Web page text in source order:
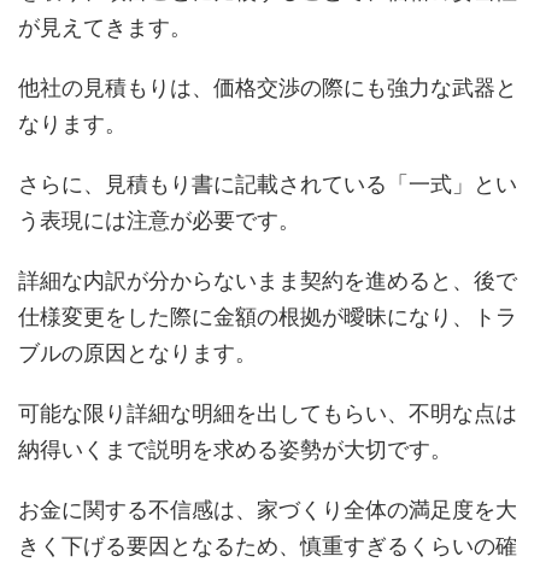
が見えてきます。
他社の見積もりは、価格交渉の際にも強力な武器と
なります。
さらに、見積もり書に記載されている「一式」とい
う表現には注意が必要です。
詳細な内訳が分からないまま契約を進めると、後で
仕様変更をした際に金額の根拠が曖昧になり、トラ
ブルの原因となります。
可能な限り詳細な明細を出してもらい、不明な点は
納得いくまで説明を求める姿勢が大切です。
お金に関する不信感は、家づくり全体の満足度を大
きく下げる要因となるため、慎重すぎるくらいの確